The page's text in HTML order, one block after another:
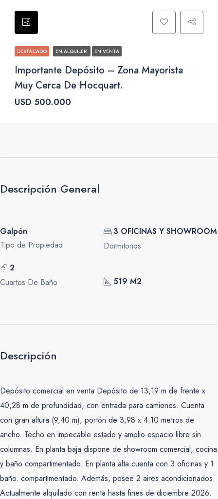
DESTACADO EN ALQUILER EN VENTA
Importante Depósito – Zona Mayorista
Muy Cerca De Hocquart.
USD 500.000
Descripción General
Galpón
Tipo de Propiedad
3 OFICINAS Y SHOWROOM
Dormitorios
2
Cuartos De Baño
519 M2
Descripción
Depósito comercial en venta Depósito de 13,19 m de frente x
40,28 m de profundidad, con entrada para camiones. Cuenta
con gran altura (9,40 m), portón de 3,98 x 4.10 metros de
ancho. Techo en impecable estado y amplio espacio libre sin
columnas. En planta baja dispone de showroom comercial, cocina
y baño compartimentado. En planta alta cuenta con 3 oficinas y 1
baño. compartimentado. Además, posee 2 aires acondicionados.
Actualmente alquilado con renta hasta fines de diciembre 2026.